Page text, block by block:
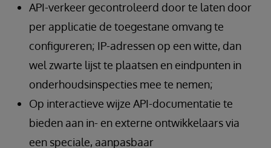
API-verkeer gecontroleerd door te laten door
per applicatie de toegestane omvang te
configureren; IP-adressen op een witte, dan
wel zwarte lijst te plaatsen en eindpunten in
onderhoudsinspecties mee te nemen;
Op interactieve wijze API-documentatie te
bieden aan in- en externe ontwikkelaars via
een speciale, aanpasbaar